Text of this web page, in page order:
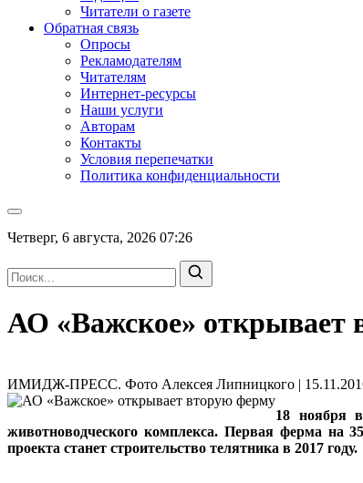
Читатели о газете
Обратная связь
Опросы
Рекламодателям
Читателям
Интернет-ресурсы
Наши услуги
Авторам
Контакты
Условия перепечатки
Политика конфиденциальности
Четверг, 6 августа, 2026 07:26
АО «Важское» открывает
ИМИДЖ-ПРЕСС. Фото Алексея Липницкого |
18 ноября
животноводческого комплекса. Первая ферма на
проекта станет строительство телятника в 2017 году.